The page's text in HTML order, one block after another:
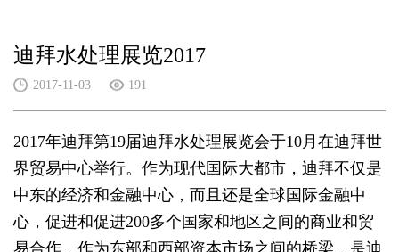
迪拜水处理展览2017
2017-11-03 191
2017年迪拜第19届迪拜水处理展览会于10月在迪拜世
界贸易中心举行。作为现代国际大都市，迪拜不仅是
中东的经济和金融中心，而且还是全球国际金融中
心，促进和促进200多个国家和地区之间的商业和贸
易合作，作为东部和西部资本市场之间的桥梁，是迪